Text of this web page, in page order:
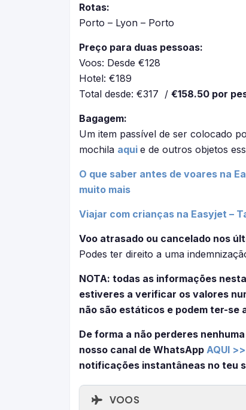
Rotas:
Porto – Lyon – Porto
Preço para duas pessoas:
Voos: Desde €128
Hotel: €189
Total desde: €317 / €158.50 por
Bagagem:
Um item passível de ser colocado
mochila aqui e de outros objetos
O que saber antes de voares na
muito mais
Viajar com crianças na Easyjet –
Voo atrasado ou cancelado nos
Podes ter direito a uma
NOTA: todas as informações
estiveres a verificar os valores
não são estáticos e podem ter-
De forma a não perderes
nosso canal de WhatsApp AQUI >>
notificações instantâneas no teu
VOOS